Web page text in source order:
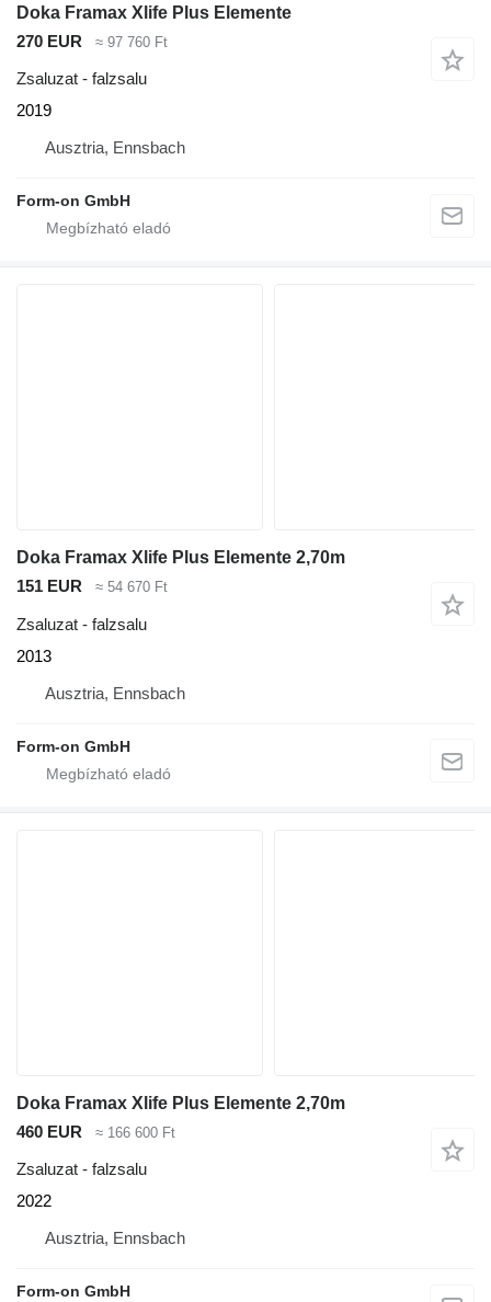
Doka Framax Xlife Plus Elemente
270 EUR
≈ 97 760 Ft
Zsaluzat - falzsalu
2019
Ausztria, Ennsbach
Form-on GmbH
Doka Framax Xlife Plus Elemente 2,70m
151 EUR
≈ 54 670 Ft
Zsaluzat - falzsalu
2013
Ausztria, Ennsbach
Form-on GmbH
Doka Framax Xlife Plus Elemente 2,70m
460 EUR
≈ 166 600 Ft
Zsaluzat - falzsalu
2022
Ausztria, Ennsbach
Form-on GmbH